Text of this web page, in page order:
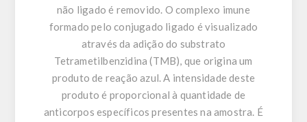
não ligado é removido. O complexo imune
formado pelo conjugado ligado é visualizado
através da adição do substrato
Tetrametilbenzidina (TMB), que origina um
produto de reação azul. A intensidade deste
produto é proporcional à quantidade de
anticorpos específicos presentes na amostra. É